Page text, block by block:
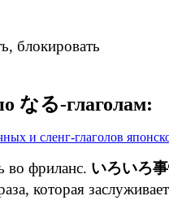
блокировать
なる-глаголам:
во фриланс. いろいろ
которая